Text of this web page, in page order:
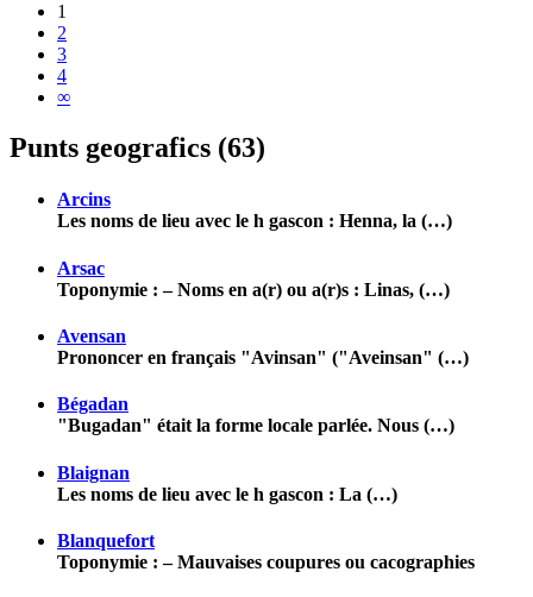
1
2
3
4
∞
Punts geografics (63)
Arcins
Les noms de lieu avec le h gascon : Henna, la (…)
Arsac
Toponymie : – Noms en a(r) ou a(r)s : Linas, (…)
Avensan
Prononcer en français "Avinsan" ("Aveinsan" (…)
Bégadan
"Bugadan" était la forme locale parlée. Nous (…)
Blaignan
Les noms de lieu avec le h gascon : La (…)
Blanquefort
Toponymie : – Mauvaises coupures ou cacographies